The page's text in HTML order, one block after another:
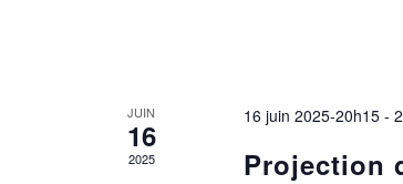
JUIN
16
2025
16 juin 2025-20h15-
Projection